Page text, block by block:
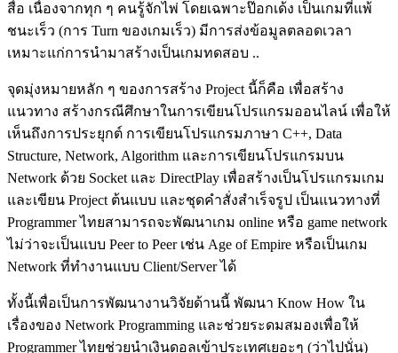
สื่อ เนื่องจากทุก ๆ คนรู้จักไพ่ โดยเฉพาะป๊อกเด้ง เป็นเกมที่แพ้
ชนะเร็ว (การ Turn ของเกมเร็ว) มีการส่งข้อมูลตลอดเวลา
เหมาะแก่การนํามาสร้างเป็นเกมทดสอบ ..
จุดมุ่งหมายหลัก ๆ ของการสร้าง Project นี้ก็คือ เพื่อสร้าง
แนวทาง สร้างกรณีศึกษาในการเขียนโปรแกรมออนไลน์ เพื่อให้
เห็นถึงการประยุกต์ การเขียนโปรแกรมภาษา C++, Data
Structure, Network, Algorithm และการเขียนโปรแกรมบน
Network ด้วย Socket และ DirectPlay เพื่อสร้างเป็นโปรแกรมเกม
และเขียน Project ต้นแบบ และชุดคําสั่งสําเร็จรูป เป็นแนวทางที่
Programmer ไทยสามารถจะพัฒนาเกม online หรือ game network
ไม่ว่าจะเป็นแบบ Peer to Peer เช่น Age of Empire หรือเป็นเกม
Network ที่ทํางานแบบ Client/Server ได้
ทั้งนี้เพื่อเป็นการพัฒนางานวิจัยด้านนี้ พัฒนา Know How ใน
เรื่องของ Network Programming และช่วยระดมสมองเพื่อให้
Programmer ไทยช่วยนําเงินดอลเข้าประเทศเยอะๆ (ว่าไปนั่น)